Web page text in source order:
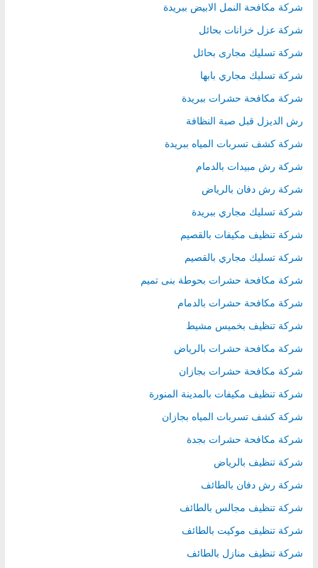
شركة مكافحة النمل الابيض ببريدة
شركة عزل خزانات بحائل
شركة تسليك مجارى بحائل
شركة تسليك مجاري بابها
شركة مكافحة حشرات ببريدة
رش الديزل قبل صبة النظافة
شركة كشف تسربات المياه ببريدة
شركة رش مبيدات بالدمام
شركة رش دفان بالرياض
شركة تسليك مجاري ببريدة
شركة تنظيف مكيفات بالقصيم
شركة تسليك مجاري بالقصيم
شركة مكافحة حشرات بحوطة بنى تميم
شركة مكافحة حشرات بالدمام
شركة تنظيف بخميس مشيط
شركة مكافحة حشرات بالرياض
شركة مكافحة حشرات بجازان
شركة تنظيف مكيفات بالمدينة المنورة
شركة كشف تسربات المياه بجازان
شركة مكافحة حشرات بجدة
شركة تنظيف بالرياض
شركة رش دفان بالطائف
شركة تنظيف مجالس بالطائف
شركة تنظيف موكيت بالطائف
شركة تنظيف منازل بالطائف